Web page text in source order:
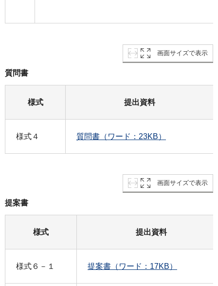
画面サイズで表示
質問書
様式 提出資料
様式４ 質問書（ワード：23KB）
画面サイズで表示
提案書
様式 提出資料
様式６－１ 提案書（ワード：17KB）